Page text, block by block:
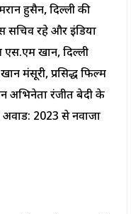
हुसैन, दिल्ली की
सचिव रहे और इंडिया
एस.एम खान, दिल्ली
मंसूरी, प्रसिद्ध फिल्म
अभिनेता रंजीत बेदी के
2023 से नवाजा